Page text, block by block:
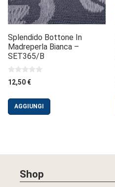
Splendido Bottone In
Madreperla Bianca –
SET365/B
0
s
5
12,50 €
AGGIUNGI
Shop